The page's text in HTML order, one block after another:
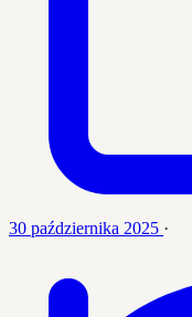
30 października 2025 ·